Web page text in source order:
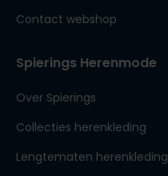
Contact webshop
Spierings Herenmode
Over Spierings
Collecties herenkleding
Lengtematen herenkleding